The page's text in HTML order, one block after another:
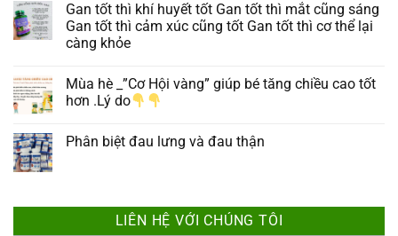
Gan tốt thì khí huyết tốt Gan tốt thì mắt cũng sáng
Gan tốt thì cảm xúc cũng tốt Gan tốt thì cơ thể lại
càng khỏe
Mùa hè _”Cơ Hội vàng” giúp bé tăng chiều cao tốt
hơn .Lý do
Phân biệt đau lưng và đau thận
LIÊN HỆ VỚI CHÚNG TÔI